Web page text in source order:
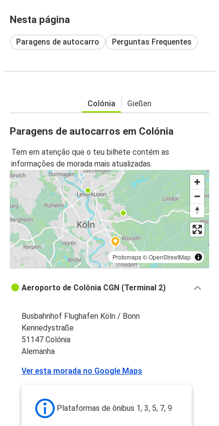
Nesta página
Paragens de autocarro Perguntas Frequentes
Colónia Gießen
Paragens de autocarros em Colónia
Tem em atenção que o teu bilhete contém as
informações de morada mais atualizadas.
Protomaps©OpenStreetMap
Aeroporto de Colônia CGN (Terminal 2)
Busbahnhof Flughafen Köln / Bonn
Kennedystraße
51147 Colónia
Alemanha
Ver esta morada no Google Maps
Plataformas de ônibus 1, 3, 5, 7, 9